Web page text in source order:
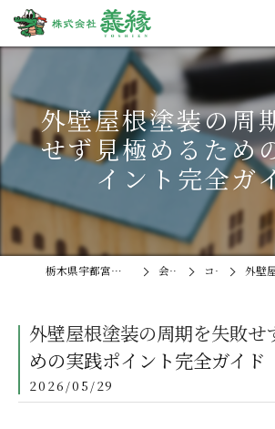
外壁屋根塗装の周
せず見極めるため
イント完全ガ
栃木県宇都宮の外壁塗装なら株式会社義縁 会社概要 コラム
外壁屋根塗装の周期を失敗せ
めの実践ポイント完全ガイド
2026/05/29